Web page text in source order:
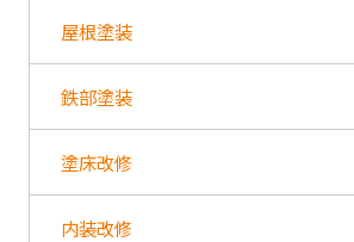
屋根塗装
鉄部塗装
塗床改修
内装改修